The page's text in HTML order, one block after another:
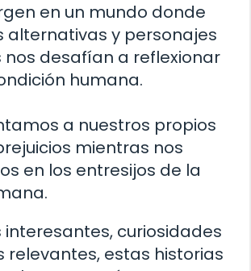
en un mundo donde
alternativas y personajes
desafían a reflexionar
humana.
a nuestros propios
mientras nos
en los entresijos de la
curiosidades
relevantes, estas historias